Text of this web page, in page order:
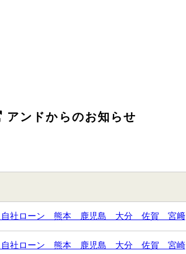
アンドからのお知らせ
社ローン 熊本 鹿児島 大分 佐賀 宮﨑
社ローン 熊本 鹿児島 大分 佐賀 宮崎